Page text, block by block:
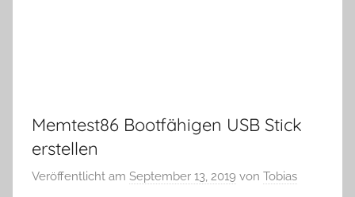
Memtest86 Bootfähigen USB Stick
erstellen
Veröffentlicht am September 13, 2019 von Tobias